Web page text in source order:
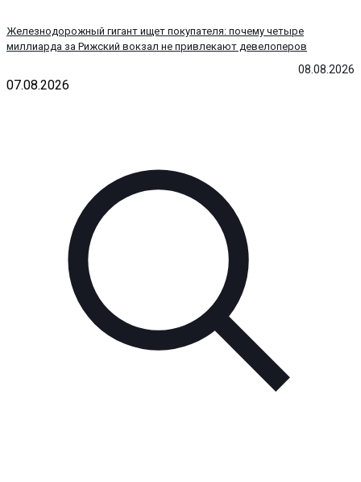
08.08.2026
Железнодорожный гигант ищет покупателя: почему четыре
миллиарда за Рижский вокзал не привлекают девелоперов
07.08.2026